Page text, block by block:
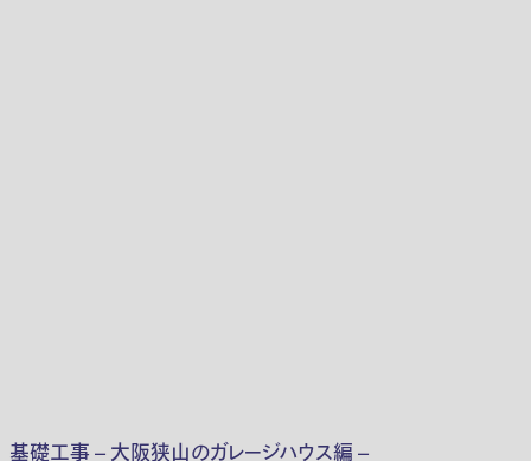
基礎工事 – 大阪狭山のガレージハウス編 –